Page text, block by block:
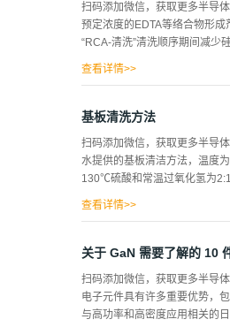
蚀刻速率和表面粗糙度的蚀刻
的比性质。这可以作为未来
究氢氧化钾对晶片表面的影响
氧化钾比例的溶液(10-30%wt)
扫码添加微信，获取更多半导
预定浓度的EDTA等络合物形
“RCA-清洗”清洗顺序期间减少
形成剂的步骤，用于上述
的“RCA-清洗”清洗顺序期间减
金属在上述硅晶片表面上的保
以改进的、本发明的一个球体
查看详情>>
基板清洗方法
扫码添加微信，获取更多半导
水提供的基板清洁方法，温度
130℃硫酸和常温过氧化氢为
艺，蚀刻工艺及洗净工艺按工
(SPM)，对上述基板进行药液
第二阶段之后，对上述基板进
此外，包含上述硫酸和过氧化
查看详情>>
关于 GaN 需要了解的 10
扫码添加微信，获取更多半导
电子元件具有许多重要优势，
与高功率和高密度应用相关的